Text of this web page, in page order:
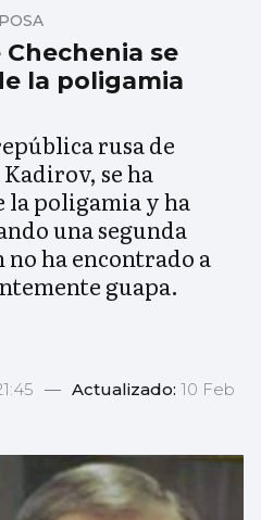
se
la poligamia
rusa de
se ha
la poligamia y ha
una segunda
no ha encontrado a
guapa.
— Actualizado: 10 Feb